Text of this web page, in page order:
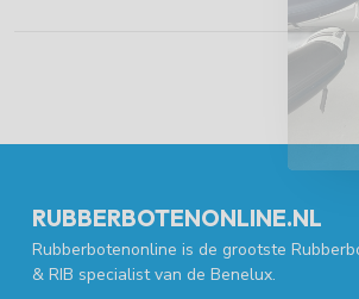
RUBBERBOTENONLINE.NL
Rubberbotenonline is de grootste
& RIB specialist van de Benelux.